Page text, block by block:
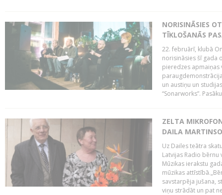
NORISINĀSIES
TĪKLOŠANĀS
22. februārī, klubā
norisināsies šī gada
pieredzes apmaiņas
un austiņu un
“Sonarworks”.
ZELTA
DAILA
Uz Dailes teātra
Latvijas Radio
Mūzikas ierakstu
mūzikas
savstarpēja jušana,
viņu strādāt un pat